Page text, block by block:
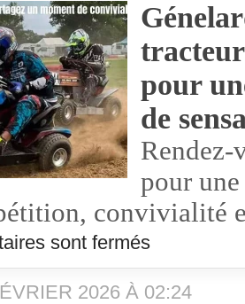
pour
de
pour
convivialité
sont fermés
2026 À 02:24